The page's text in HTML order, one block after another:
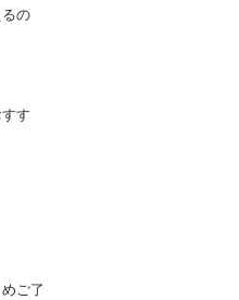
の
す
ご了